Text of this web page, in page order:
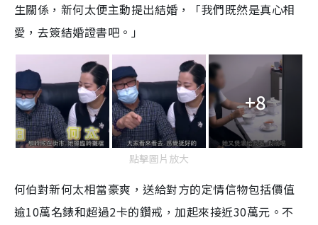
生關係，新何太便主動提出結婚，「我們既然是真心相
愛，去簽結婚證書吧。」
+8
點擊圖片放大
何伯對新何太相當豪爽，送給對方的定情信物包括價值
逾10萬名錶和超過2卡的鑽戒，加起來接近30萬元。不